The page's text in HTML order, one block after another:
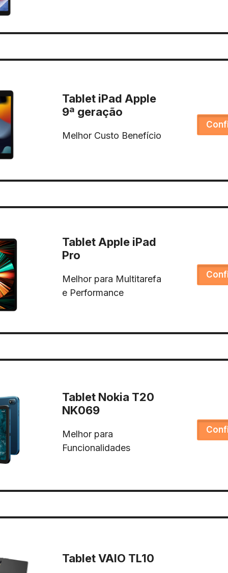
Tablet iPad Apple
9ª geração
Melhor Custo Benefício
Tablet Apple iPad
Pro
Melhor para Multitarefa
e Performance
Tablet Nokia T20
NK069
Melhor para
Funcionalidades
Tablet VAIO TL10